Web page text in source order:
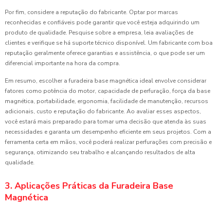
Por fim, considere a reputação do fabricante. Optar por marcas
reconhecidas e confiáveis pode garantir que você esteja adquirindo um
produto de qualidade. Pesquise sobre a empresa, leia avaliações de
clientes e verifique se há suporte técnico disponível. Um fabricante com boa
reputação geralmente oferece garantias e assistência, o que pode ser um
diferencial importante na hora da compra.
Em resumo, escolher a furadeira base magnética ideal envolve considerar
fatores como potência do motor, capacidade de perfuração, força da base
magnética, portabilidade, ergonomia, facilidade de manutenção, recursos
adicionais, custo e reputação do fabricante. Ao avaliar esses aspectos,
você estará mais preparado para tomar uma decisão que atenda às suas
necessidades e garanta um desempenho eficiente em seus projetos. Com a
ferramenta certa em mãos, você poderá realizar perfurações com precisão e
segurança, otimizando seu trabalho e alcançando resultados de alta
qualidade.
3. Aplicações Práticas da Furadeira Base
Magnética